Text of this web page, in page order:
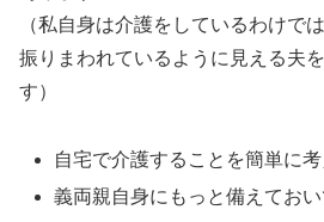
（私自身は介護をしているわけで
振りまわれているように見える夫
す）
自宅で介護することを簡単に考
義両親自身にもっと備えておい